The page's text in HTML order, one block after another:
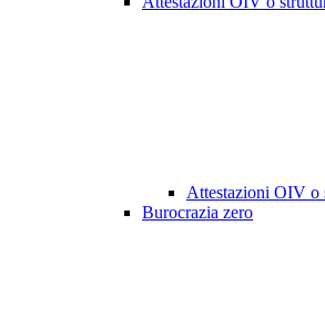
Attestazioni OIV o
Burocrazia zero